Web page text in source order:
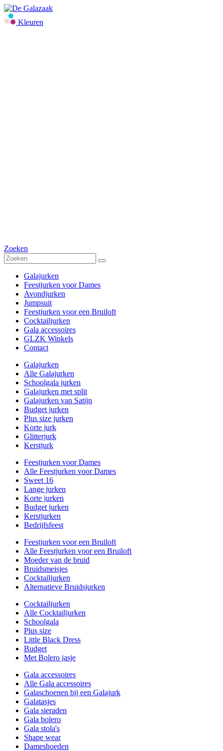
Kleuren
Zoeken
Galajurken
Feestjurken voor Dames
Avondjurken
Jumpsuit
Feestjurken voor een Bruiloft
Cocktailjurken
Gala accessoires
GLZK Winkels
Contact
Galajurken
Alle Galajurken
Schoolgala jurken
Galajurken met split
Galajurken van Satijn
Budget jurken
Plus size jurken
Korte jurk
Glitterjurk
Kerstjurk
Feestjurken voor Dames
Alle Feestjurken voor Dames
Sweet 16
Lange jurken
Korte jurken
Budget jurken
Kerstjurken
Bedrijfsfeest
Feestjurken voor een Bruiloft
Alle Feestjurken voor een Bruiloft
Moeder van de bruid
Bruidsmeisjes
Cocktailjurken
Alternatieve Bruidsjurken
Cocktailjurken
Alle Cocktailjurken
Schoolgala
Plus size
Little Black Dress
Budget
Met Bolero jasje
Gala accessoires
Alle Gala accessoires
Galaschoenen bij een Galajurk
Galatasjes
Gala sieraden
Gala bolero
Gala stola's
Shape wear
Dameshoeden